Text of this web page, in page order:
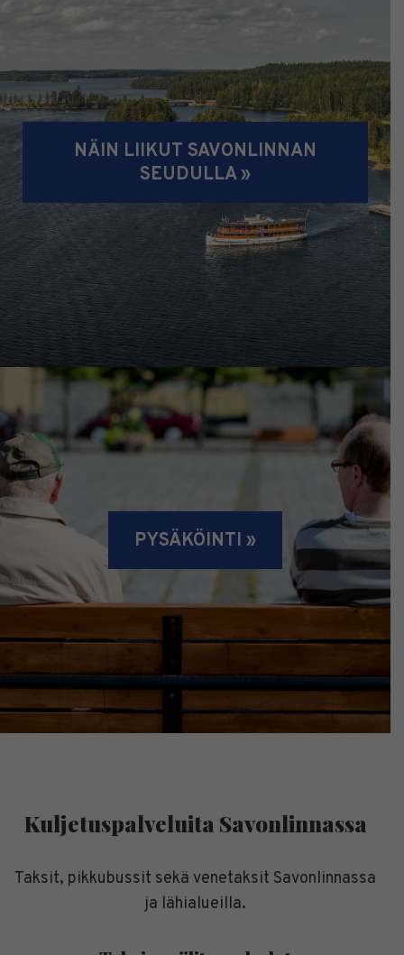
NÄIN LIIKUT SAVONLINNAN
SEUDULLA »
PYSÄKÖINTI »
Kuljetuspalveluita Savonlinnassa
Taksit, pikkubussit sekä venetaksit Savonlinnassa
ja lähialueilla.